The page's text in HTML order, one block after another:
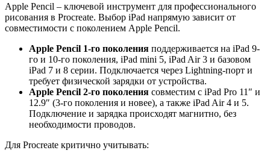
Apple Pencil – ключевой инструмент для профессионального
рисования в Procreate. Выбор iPad напрямую зависит от
совместимости с поколением Apple Pencil.
Apple Pencil 1-го поколения поддерживается на iPad 9-
го и 10-го поколения, iPad mini 5, iPad Air 3 и базовом
iPad 7 и 8 серии. Подключается через Lightning-порт и
требует физической зарядки от устройства.
Apple Pencil 2-го поколения совместим с iPad Pro 11″ и
12.9″ (3-го поколения и новее), а также iPad Air 4 и 5.
Подключение и зарядка происходят магнитно, без
необходимости проводов.
Для Procreate критично учитывать: